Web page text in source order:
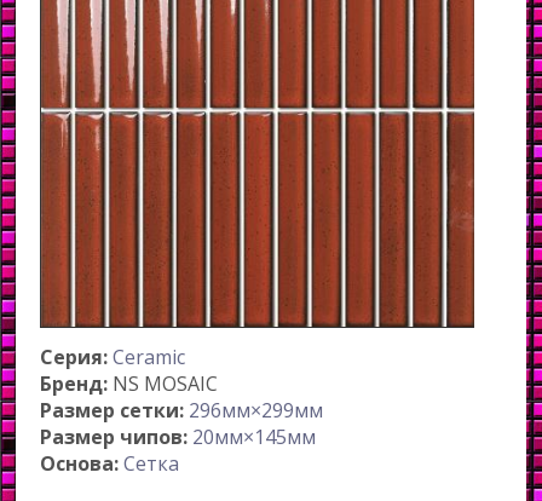
Серия:Ceramic
Бренд: NS MOSAIC
Размер сетки: 296мм×299мм
Размер чипов: 20мм×145мм
Основа:Сетка